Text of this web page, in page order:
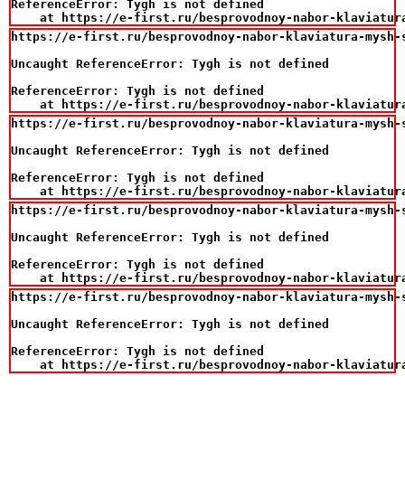
ReferenceError: Tygh is not defined
at https://e-first.ru/besprovodnoy-nabor-
https://e-first.ru/besprovodnoy-nabor-klaviatura-mysh-
Uncaught ReferenceError: Tygh is not defined
ReferenceError: Tygh is not defined
at https://e-first.ru/besprovodnoy-nabor-
https://e-first.ru/besprovodnoy-nabor-klaviatura-mysh-
Uncaught ReferenceError: Tygh is not defined
ReferenceError: Tygh is not defined
at https://e-first.ru/besprovodnoy-nabor-
https://e-first.ru/besprovodnoy-nabor-klaviatura-mysh-
Uncaught ReferenceError: Tygh is not defined
ReferenceError: Tygh is not defined
at https://e-first.ru/besprovodnoy-nabor-
https://e-first.ru/besprovodnoy-nabor-klaviatura-mysh-
Uncaught ReferenceError: Tygh is not defined
ReferenceError: Tygh is not defined
at https://e-first.ru/besprovodnoy-nabor-